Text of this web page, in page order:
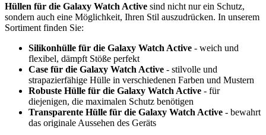
Hüllen für die Galaxy Watch Active sind nicht nur ein Schutz,
sondern auch eine Möglichkeit, Ihren Stil auszudrücken. In unserem
Sortiment finden Sie:
Silikonhülle für die Galaxy Watch Active - weich und
flexibel, dämpft Stöße perfekt
Case für die Galaxy Watch Active - stilvolle und
strapazierfähige Hülle in verschiedenen Farben und Mustern
Robuste Hülle für die Galaxy Watch Active - für
diejenigen, die maximalen Schutz benötigen
Transparente Hülle für die Galaxy Watch Active - bewahrt
das originale Aussehen des Geräts